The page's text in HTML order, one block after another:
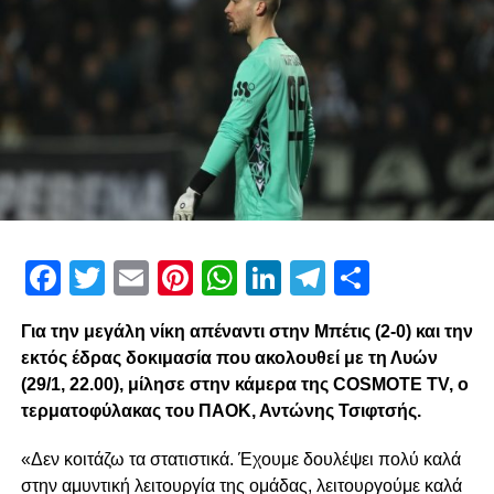
τους επέτρεψε να πάρουν κάτι. Στο δεύτερο μέρος έπρεπε
να τολμήσουμε παραπάνω και αυτό συνέβη, η Μπέτις δεν
έκανε κάτι, είχε ωραία εναλλαγή μπάλας, αλλά στο ένας
εναντίον ενός δεν δημιούργησε κινδύνους. Ίσως είχαμε
λίγη πίεση, να προκριθούμε από σήμερα και ότι έπρεπε
να κερδίσουμε για να μην παίξουμε την πρόκριση εκτός
έδρας. Αλλά η ομάδα πρέπει να έχει αυτή την
αυτοπεποίθηση, όλοι οι παίκτες πρέπει να είναι
συγκεντρωμένοι, ο καθένας στον ρόλο του, να παίζουν με
που έχουμε και μας ταιριάζει και πρέπει να το
κρατήσουμε.
Για το αν ο τωρινός ο ΠΑΟΚ έχει μεγαλύτερο ταβάνι
Facebook
Twitter
EmailPinterest
WhatsApp
LinkedInTelegram
Για την μεγάλη νίκη απέναντι στην Μπέτις (2-0) και την
εκτός έδρας δοκιμασία που ακολουθεί με τη Λυών
(29/1, 22.00), μίλησε στην κάμερα της COSMOTE TV, ο
τερματοφύλακας του ΠΑΟΚ, Αντώνης Τσιφτσής.
«Δεν κοιτάζω τα στατιστικά. Έχουμε δουλέψει πολύ καλά
στην αμυντική λειτουργία της ομάδας, λειτουργούμε καλά